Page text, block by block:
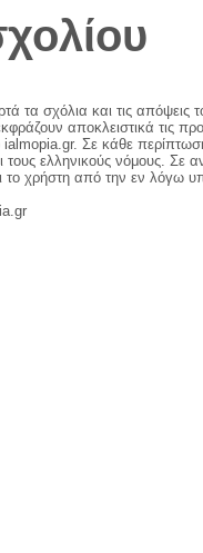
τα σχόλια και τις απόψεις
αποκλειστικά τις
ialmopia.gr. Σε κάθε
ελληνικούς νόμους. Σε
το χρήστη από την εν λόγω